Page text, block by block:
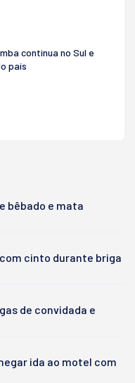
continua no Sul e
país
bêbado e mata
cinto durante briga
de convidada e
ida ao motel com